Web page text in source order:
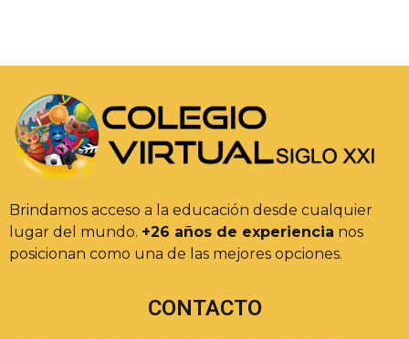
Brindamos acceso a la educación desde cualquier
lugar del mundo. +26 años de experiencia nos
posicionan como una de las mejores opciones.
CONTACTO